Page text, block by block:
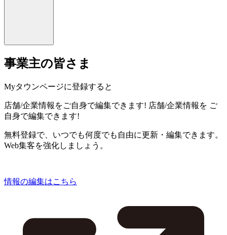
事業主の皆さま
Myタウンページに登録すると
店舗/企業情報をご自身で編集できます! 店舗/企業情報を ご
自身で編集できます!
無料登録で、いつでも何度でも自由に更新・編集できます。
Web集客を強化しましょう。
情報の編集はこちら